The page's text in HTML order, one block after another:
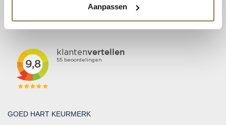
Aanpassen
BEOORDELINGEN
GOED HART KEURMERK